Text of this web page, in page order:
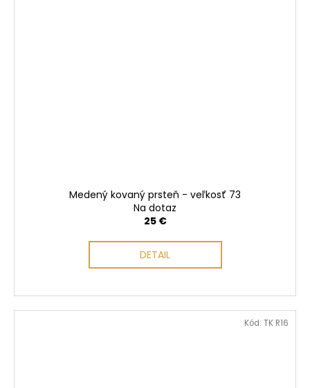
Medený kovaný prsteň - veľkosť 73
Na dotaz
25 €
DETAIL
Kód: TK R16